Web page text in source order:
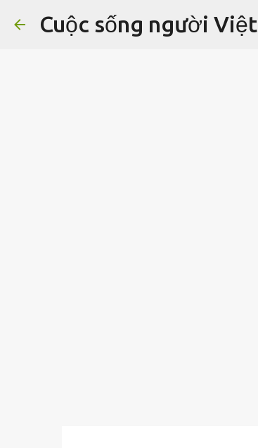
Cuộc sống người Việt